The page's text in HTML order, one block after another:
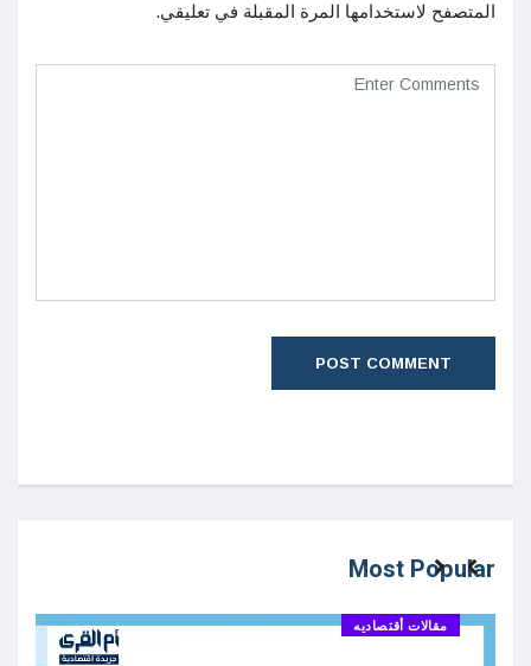
المتصفح لاستخدامها المرة المقبلة في تعليقي.
Most Popular
مقالات أقتصاديه